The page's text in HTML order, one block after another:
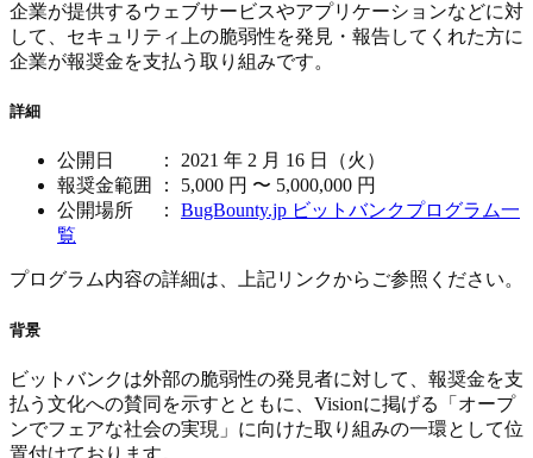
企業が提供するウェブサービスやアプリケーションなどに対
して、セキュリティ上の脆弱性を発見・報告してくれた方に
企業が報奨金を支払う取り組みです。
詳細
公開日 ： 2021 年 2 月 16 日（火）
報奨金範囲 ： 5,000 円 〜 5,000,000 円
公開場所 ： BugBounty.jp ビットバンクプログラム一
覧
プログラム内容の詳細は、上記リンクからご参照ください。
背景
ビットバンクは外部の脆弱性の発見者に対して、報奨金を支
払う文化への賛同を示すとともに、Visionに掲げる「オープ
ンでフェアな社会の実現」に向けた取り組みの一環として位
置付けております。